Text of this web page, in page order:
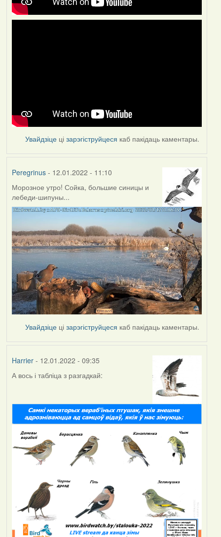
Увайдзіце цізарэгіструйцеся каб пакідаць каментары.
Peregrinus- 12.01.2022 - 11:10
Морозное утро! Сойка, большие синицы и
лебеди-шипуны...
Увайдзіце цізарэгіструйцеся каб пакідаць каментары.
Harrier- 12.01.2022 - 09:35
А вось і табліца з разгадкай: